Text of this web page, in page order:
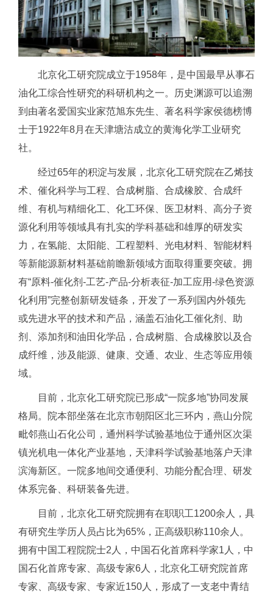
北京化工研究院成立于1958年，是中国最早从事石
油化工综合性研究的科研机构之一。历史渊源可以追溯
到由著名爱国实业家范旭东先生、著名科学家侯德榜博
士于1922年8月在天津塘沽成立的黄海化学工业研究
社。
经过65年的积淀与发展，北京化工研究院在乙烯技
术、催化科学与工程、合成树脂、合成橡胶、合成纤
维、有机与精细化工、化工环保、医卫材料、高分子资
源化利用等领域具有扎实的学科基础和雄厚的研发实
力，在氢能、太阳能、工程塑料、光电材料、智能材料
等新能源新材料基础前瞻新领域方面取得重要突破。拥
有“原料-催化剂-工艺-产品-分析表征-加工应用-绿色资源
化利用”完整创新研发链条，开发了一系列国内外领先
或先进水平的技术和产品，涵盖石油化工催化剂、助
剂、添加剂和油田化学品，合成树脂、合成橡胶以及合
成纤维，涉及能源、健康、交通、农业、生态等应用领
域。
目前，北京化工研究院已形成“一院多地”协同发展
格局。院本部坐落在北京市朝阳区北三环内，燕山分院
毗邻燕山石化公司，通州科学试验基地位于通州区次渠
镇光机电一体化产业基地，天津科学试验基地落户天津
滨海新区。一院多地间交通便利、功能分配合理、研发
体系完备、科研装备先进。
目前，北京化工研究院拥有在职职工1200余人，具
有研究生学历人员占比为65%，正高级职称110余人。
拥有中国工程院院士2人，中国石化首席科学家1人，中
国石化首席专家、高级专家6人，北京化工研究院首席
专家、高级专家、专家近150人，形成了一支老中青结